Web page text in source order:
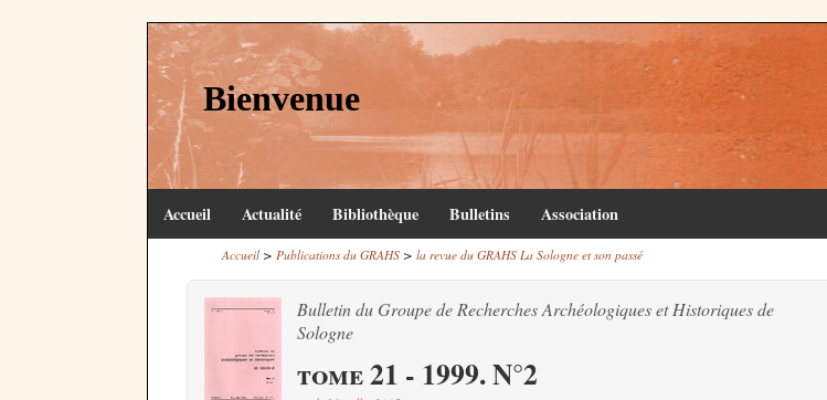
Bienvenue
Accueil Actualité Bibliothèque Bulletins Association
Accueil> Publications du GRAHS> la revue du GRAHS La Sologne et son passé
Bulletin du Groupe de Recherches Archéologiques et Historiques de
Sologne
tome 21 - 1999. N°2